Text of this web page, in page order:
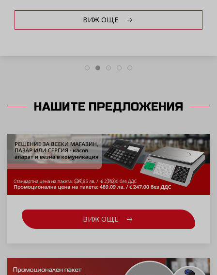
НАШИТЕ ПРЕДЛОЖЕНИЯ
ВИЖ ОЩЕ